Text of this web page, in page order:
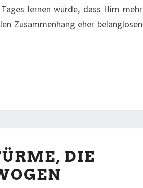
lernen würde, dass Hirn mehr
Zusammenhang eher belanglosen
DIE